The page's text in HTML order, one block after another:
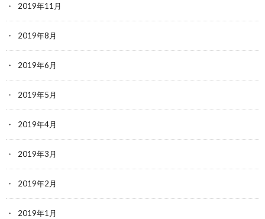
2019年11月
2019年8月
2019年6月
2019年5月
2019年4月
2019年3月
2019年2月
2019年1月